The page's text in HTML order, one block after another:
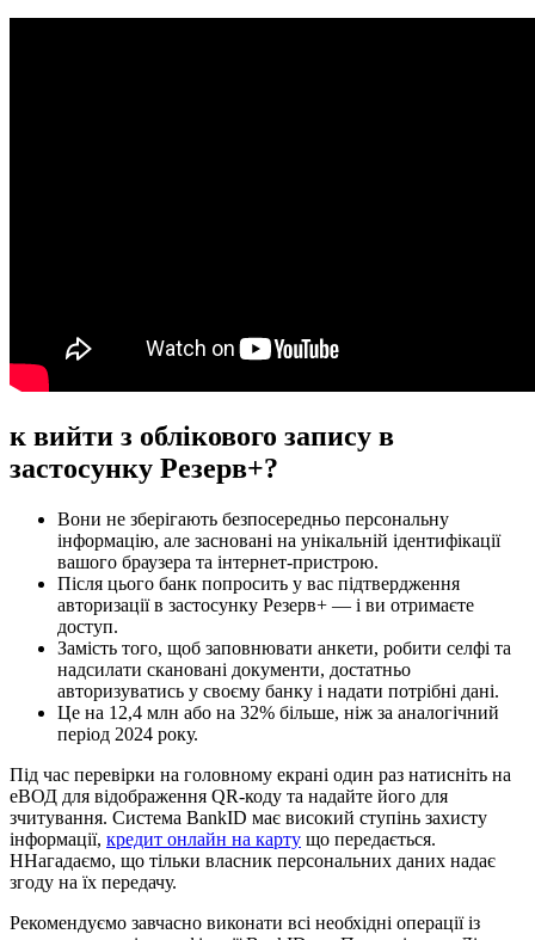
к вийти з облікового запису в
застосунку Резерв+?
Вони не зберігають безпосередньо персональну
інформацію, але засновані на унікальній ідентифікації
вашого браузера та інтернет-пристрою.
Після цього банк попросить у вас підтвердження
авторизації в застосунку Резерв+ — і ви отримаєте
доступ.
Замість того, щоб заповнювати анкети, робити селфі та
надсилати скановані документи, достатньо
авторизуватись у своєму банку і надати потрібні дані.
Це на 12,4 млн або на 32% більше, ніж за аналогічний
період 2024 року.
Під час перевірки на головному екрані один раз натисніть на
еВОД для відображення QR-коду та надайте його для
зчитування. Система BankID має високий ступінь захисту
інформації, кредит онлайн на карту що передається.
ННагадаємо, що тільки власник персональних даних надає
згоду на їх передачу.
Рекомендуємо завчасно виконати всі необхідні операції із